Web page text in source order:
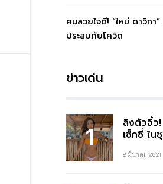
คนสวยใจดี! “ใหม่ ดาวิก
ประสบภัยโควิด
ข่าวเด่น
ลิงตัวจิ๋ว
เซ็กซี่ ใน
8 มีนาคม 2021